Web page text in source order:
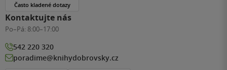
Často kladené dotazy
Kontaktujte nás
Po–Pá: 8:00–17:00
542 220 320
poradime@knihydobrovsky.cz